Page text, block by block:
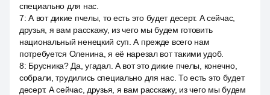
специально для нас.
7:А вот дикие пчелы, то есть это будет десерт. А сейчас,
друзья, я вам расскажу, из чего мы будем готовить
национальный ненецкий суп. А прежде всего нам
потребуется Оленина, я её нарезал вот такими удоб.
8: Брусника? Да, угадал. А вот это дикие пчелы, конечно,
собрали, трудились специально для нас. То есть это будет
десерт. А сейчас, друзья, я вам расскажу, из чего мы будем